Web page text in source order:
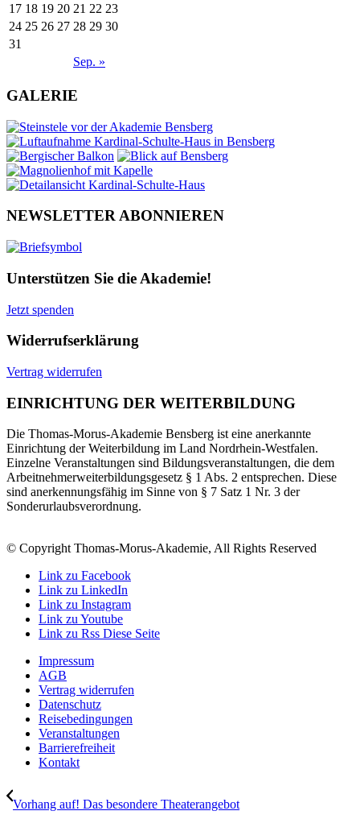
Sep. »
17 18 19 20 21 22 23
24 25 26 27 28 29 30
31
GALERIE
NEWSLETTER ABONNIEREN
Unterstützen Sie die Akademie!
Jetzt spenden
Widerrufserklärung
Vertrag widerrufen
EINRICHTUNG DER WEITERBILDUNG
Die Thomas-Morus-Akademie Bensberg ist eine anerkannte
Einrichtung der Weiterbildung im Land Nordrhein-Westfalen.
Einzelne Veranstaltungen sind Bildungsveranstaltungen, die dem
Arbeitnehmerweiterbildungsgesetz § 1 Abs. 2 entsprechen. Diese
sind anerkennungsfähig im Sinne von § 7 Satz 1 Nr. 3 der
Sonderurlaubsverordnung.
© Copyright Thomas-Morus-Akademie, All Rights Reserved
Link zu Facebook
Link zu LinkedIn
Link zu Instagram
Link zu Youtube
Link zu Rss Diese Seite
Impressum
AGB
Vertrag widerrufen
Datenschutz
Reisebedingungen
Veranstaltungen
Barrierefreiheit
Kontakt
Vorhang auf! Das besondere Theaterangebot